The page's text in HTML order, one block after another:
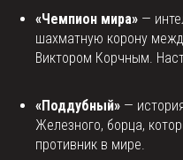
«Чемпион мира» —
шахматную корону
Виктором Корчным.
«Поддубный» —
Железного, борца,
противник в мире.